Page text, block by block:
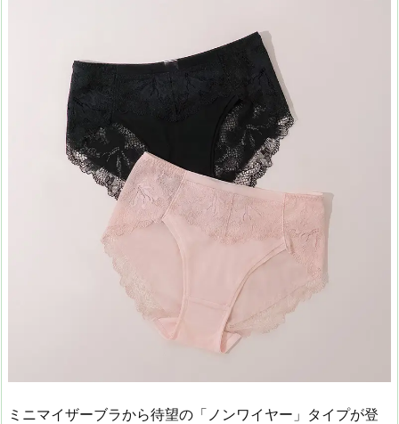
ミニマイザーブラから待望の「ノンワイヤー」タイプが登